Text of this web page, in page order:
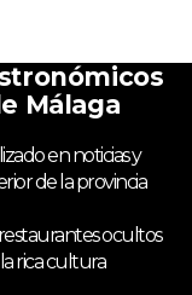
Málaga
en noticias y
de la provincia
ocultos
rica cultura